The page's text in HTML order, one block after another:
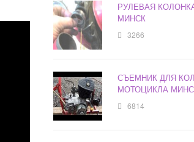
РУЛЕВАЯ
МИНСК
3266
СЪЕМНИК ДЛЯ
МОТОЦИКЛА
6814